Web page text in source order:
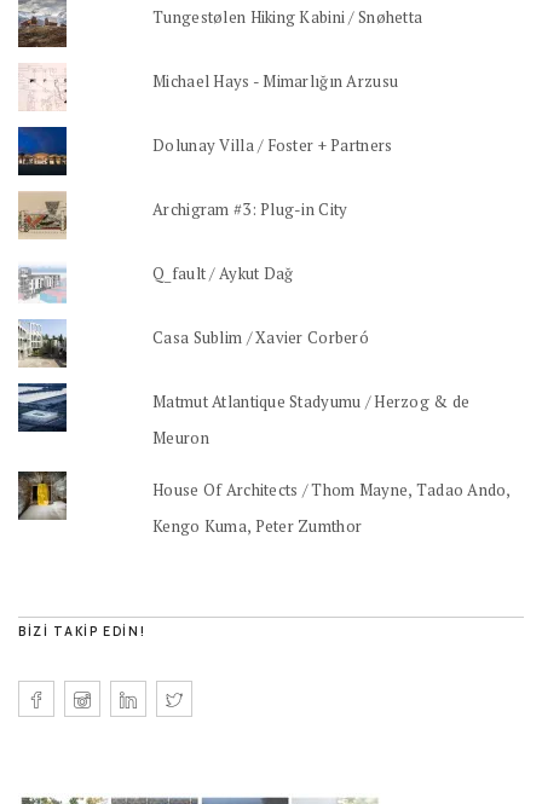
Tungestølen Hiking Kabini / Snøhetta
Michael Hays - Mimarlığın Arzusu
Dolunay Villa / Foster + Partners
Archigram #3: Plug-in City
Q_fault / Aykut Dağ
Casa Sublim / Xavier Corberó
Matmut Atlantique Stadyumu / Herzog & de
Meuron
House Of Architects / Thom Mayne, Tadao Ando,
Kengo Kuma, Peter Zumthor
BIZI TAKIP EDIN!